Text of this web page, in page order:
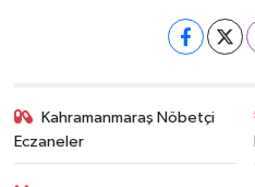
Kahramanmaraş Nöbetçi
Eczaneler